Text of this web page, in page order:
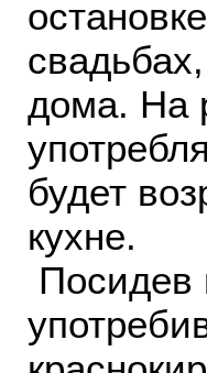
дома. На
будет
кухне.
Посидев